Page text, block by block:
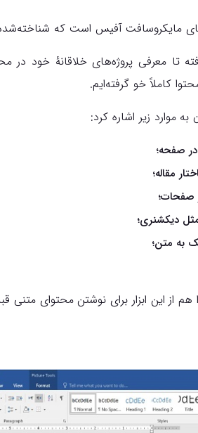
مایکروسافت آفیس است که
تا معرفی پروژه‌های خلاقانۀ خود در
کاملاً خو گرفته‌ایم.
صفحه؛
مقاله؛
صفحات؛
دیکشنری؛
به متن؛
از این ابزار برای نوشتن محتوای متنی